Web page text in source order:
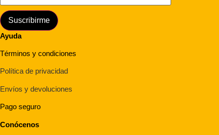
Suscribirme
Ayuda
Términos y condiciones
Política de privacidad
Envíos y devoluciones
Pago seguro
Conócenos